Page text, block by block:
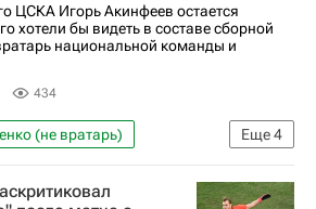
ЦСКА Игорь Акинфеев остается
хотели бы видеть в составе сборной
национальной команды и
434
Еще4
(не вратарь)
Сборная России по футболу
Матвей Сафонов